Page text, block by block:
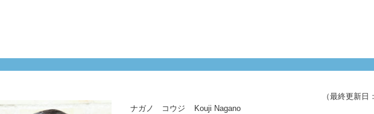
（最終更新日
ナガノ コウジ
Kouji Nagano